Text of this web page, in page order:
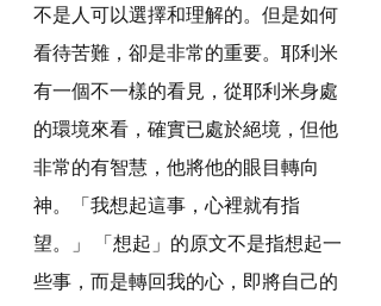
不是人可以選擇和理解的。但是如何
看待苦難，卻是非常的重要。耶利米
有一個不一樣的看見，從耶利米身處
的環境來看，確實已處於絕境，但他
非常的有智慧，他將他的眼目轉向
神。「我想起這事，心裡就有指
望。」 「想起」的原文不是指想起一
些事，而是轉回我的心，即將自己的